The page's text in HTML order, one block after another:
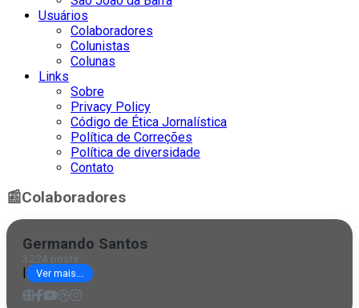
Usuários
Colaboradores
Colunistas
Colunas
Links
Sobre
Privacy Policy
Código de Ética Jornalística
Política de Correções
Política de diversidade
Contato
📰Colaboradores
Germando Santos
3224 posts
| Ver mais...